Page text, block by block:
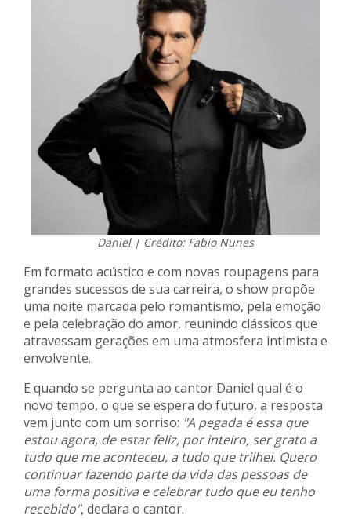
Daniel | Crédito: Fabio Nunes
Em formato acústico e com novas roupagens para
grandes sucessos de sua carreira, o show propõe
uma noite marcada pelo romantismo, pela emoção
e pela celebração do amor, reunindo clássicos que
atravessam gerações em uma atmosfera intimista e
envolvente.
E quando se pergunta ao cantor Daniel qual é o
novo tempo, o que se espera do futuro, a resposta
vem junto com um sorriso: "A pegada é essa que
estou agora, de estar feliz, por inteiro, ser grato a
tudo que me aconteceu, a tudo que trilhei. Quero
continuar fazendo parte da vida das pessoas de
uma forma positiva e celebrar tudo que eu tenho
recebido", declara o cantor.